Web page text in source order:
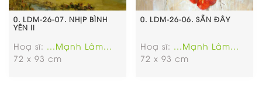
0. LDM-26-07. NHỊP BÌNH
YÊN II
Hoạ sĩ:
...Mạnh Lâm...
72 x 93 cm
0. LDM-26-06. SẴN ĐÂY
Hoạ sĩ:
...Mạnh Lâm...
72 x 93 cm